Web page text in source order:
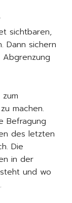
sichtbaren,
Dann sichern
machen.
Befragung
des letzten
Die
in der
und wo